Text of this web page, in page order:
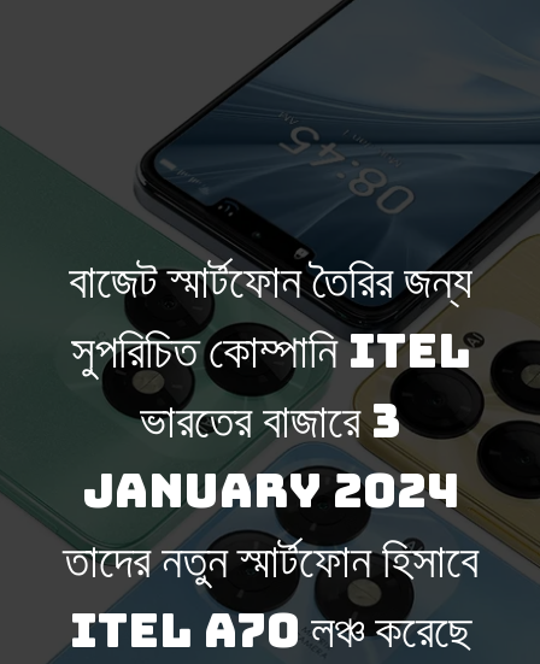
বাজেট স্মার্টফোন তৈরির জন্য
সুপরিচিত কোম্পানি itel
ভারতের বাজারে 3
january 2024
তাদের নতুন স্মার্টফোন হিসাবে
itel A70 লঞ্চ করেছে